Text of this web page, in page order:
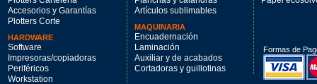
Accesorios y Garantías
Plotters Corte
HARDWARE
Software
Impresoras/copiadoras
Periféricos
Workstation
Artículos sublimables
MAQUINARIA
Encuadernación
Laminación
Auxiliar y de acabados
Cortadoras y guillotinas
Formas de